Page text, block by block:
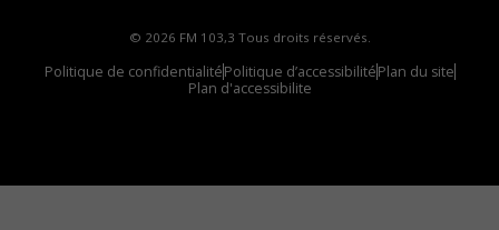
© 2026 FM 103,3 Tous droits réservés.
Politique de confidentialitéPolitique d’accessibilitéPlan du site
Plan d'accessibilite